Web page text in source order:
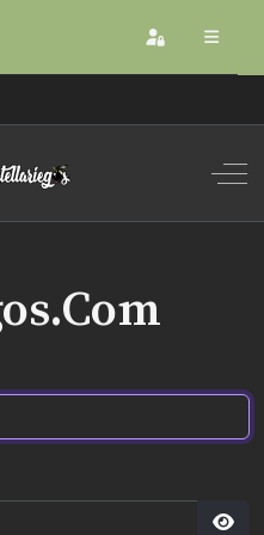
Registrarse